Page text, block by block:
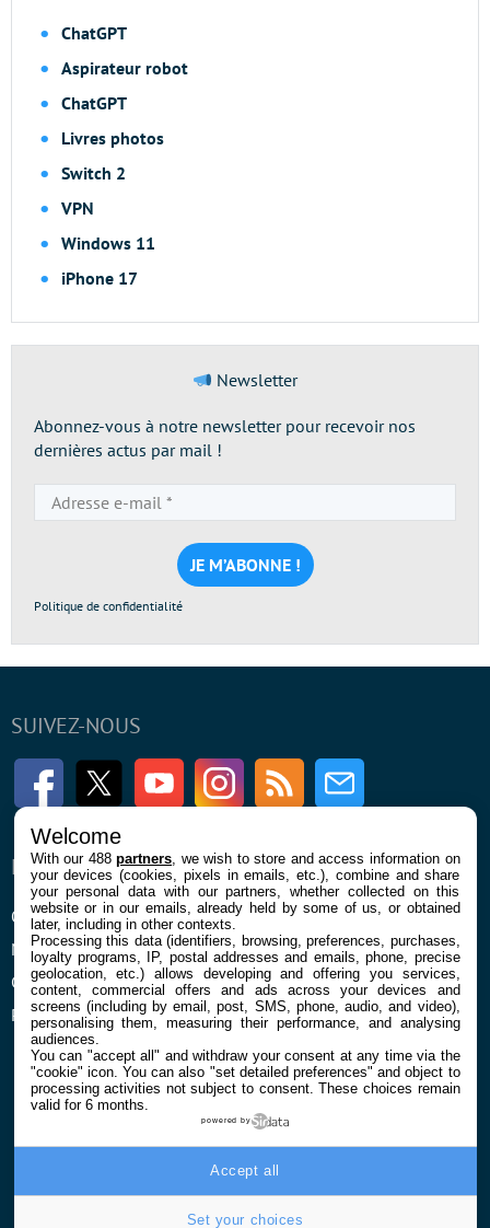
ChatGPT
Aspirateur robot
ChatGPT
Livres photos
Switch 2
VPN
Windows 11
iPhone 17
Newsletter
Abonnez-vous à notre newsletter pour recevoir nos
dernières actus par mail !
e-
mail
*
Politique de confidentialité
SUIVEZ-NOUS
FacebookTwitter Youtube InstagramRSS Newsletter
ENTREPRISE
Qui sommes nous
Mentions légales et CGU
Confidentialité et Cookies
Préférences cookies
À PROPOS
La rédaction
Contact
Welcome
With our 488partners , we wish to store and access information on
your devices (cookies, pixels in emails, etc.), combine and share
your personal data with our partners, whether collected on this
website or in our emails, already held by some of us, or obtained
later, including in other contexts.
Processing this data (identifiers, browsing, preferences, purchases,
loyalty programs, IP, postal addresses and emails, phone, precise
geolocation, etc.) allows developing and offering you services,
content, commercial offers and ads across your devices and
screens (including by email, post, SMS, phone, audio, and video),
personalising them, measuring their performance, and analysing
audiences.
You can "accept all" and withdraw your consent at any time via the
"cookie" icon. You can also "set detailed preferences" and object to
processing activities not subject to consent. These choices remain
valid for 6 months.
powered by
Set your choices
Accept all